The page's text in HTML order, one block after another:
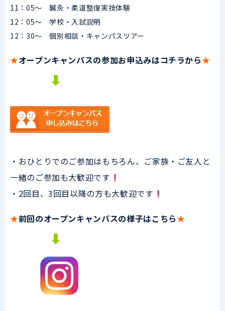
11：05～ 鍼灸・柔道整復実技体験
12：05～ 学校・入試説明
12：30～ 個別相談・キャンパスツアー
★オープンキャンパスの参加お申込みはコチラから★
⬇
・おひとりでのご参加はもちろん、ご家族・ご友人と
一緒のご参加も大歓迎です
・2回目、3回目以降の方も大歓迎です
★前回のオープンキャンパスの様子はこちら★
⬇